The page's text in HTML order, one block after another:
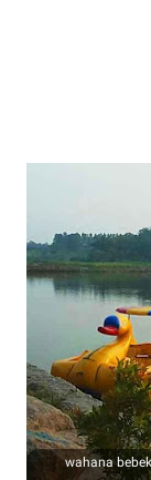
wahana